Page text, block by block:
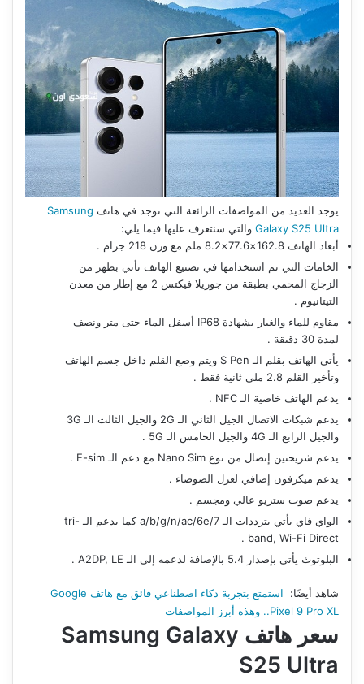
يوجد العديد من المواصفات الرائعة التي توجد في هاتف Samsung
Galaxy S25 Ultra والتي سنتعرف عليها فيما يلي:
أبعاد الهاتف 162.8×77.6×8.2 ملم مع وزن 218 جرام .
الخامات التي تم استخدامها في تصنيع الهاتف تأتي بظهر من
الزجاج المحمي بطبقة من جوريلا فيكتس 2 مع إطار من معدن
التيتانيوم .
مقاوم للماء والغبار بشهادة IP68 أسفل الماء حتى متر ونصف
لمدة 30 دقيقة .
يأتي الهاتف بقلم الـ S Pen ويتم وضع القلم داخل جسم الهاتف
وتأخير القلم 2.8 ملي ثانية فقط .
يدعم الهاتف خاصية الـ NFC .
يدعم شبكات الاتصال الجيل الثاني الـ 2G والجيل الثالث الـ 3G
والجيل الرابع الـ 4G والجيل الخامس الـ 5G .
يدعم شريحتين إتصال من نوع Nano Sim مع دعم الـ E-sim .
يدعم ميكرفون إضافي لعزل الضوضاء .
يدعم صوت ستريو عالي ومجسم .
الواي فاي يأتي بترددات الـ a/b/g/n/ac/6e/7 كما يدعم الـ tri-
band, Wi-Fi Direct .
البلوتوث يأتي بإصدار 5.4 بالإضافة لدعمه إلى الـ A2DP, LE .
شاهد أيضًا:
استمتع بتجربة ذكاء اصطناعي فائق مع هاتف Google
Pixel 9 Pro XL.. وهذه أبرز المواصفات
سعر هاتف Samsung Galaxy
S25 Ultra